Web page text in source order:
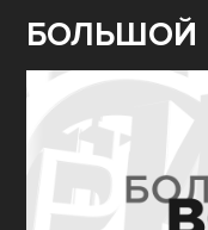
БОЛЬШОЙ